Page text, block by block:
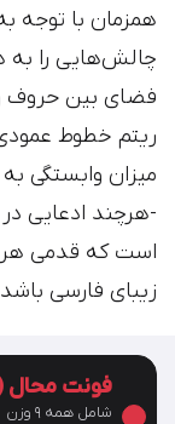
همزمان با توجه
چالش‌هایی را به
فضای بین حروف
ریتم خطوط
میزان وابستگی
-هرچند ادعایی در
است که قدمی هر
زیبای فارسی
فونت محال
شامل همه 9 وزن